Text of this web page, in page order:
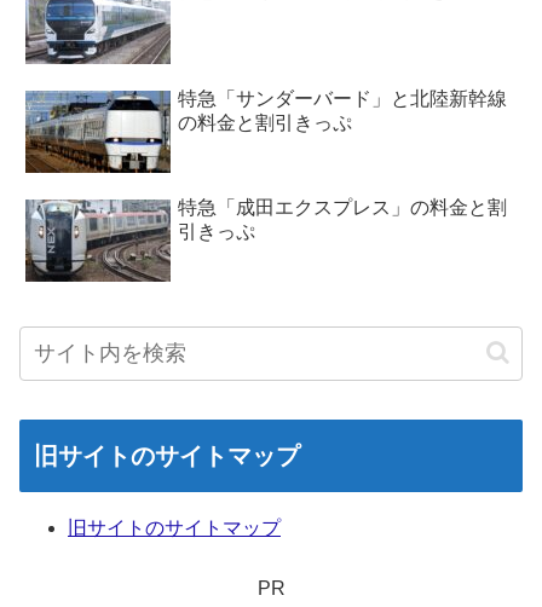
特急「サンダーバード」と北陸新幹線
の料金と割引きっぷ
特急「成田エクスプレス」の料金と割
引きっぷ
旧サイトのサイトマップ
旧サイトのサイトマップ
PR